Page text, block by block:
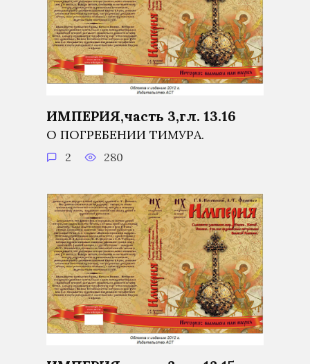
ИМПЕРИЯ,часть 3,гл. 13.16
О ПОГРЕБЕНИИ ТИМУРА.
2 280